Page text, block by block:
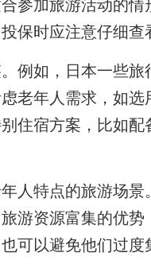
参加旅游活动的
保时应注意仔细
如，日本一些旅
老年人需求，如
住宿方案，比如
特点的旅游场景
游资源富集的优
可以避免他们过